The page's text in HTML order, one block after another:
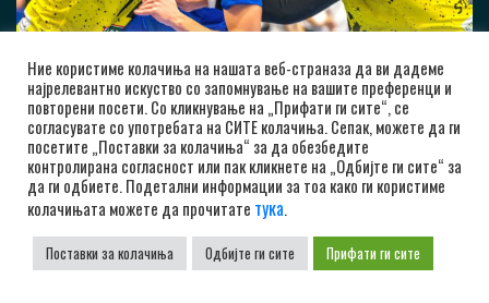
Ние користиме колачиња на нашата веб-страназа да ви дадеме
најрелевантно искуство со запомнување на вашите преференци и
повторени посети. Со кликнување на „Прифати ги сите“, се
согласувате со употребата на СИТЕ колачиња. Сепак, можете да ги
посетите „Поставки за колачиња“ за да обезбедите
контролирана согласност или пак кликнете на „Одбијте ги сите“ за
да ги одбиете. Подетални информации за тоа како ги користиме
колачињата можете да прочитате тука.
Поставки за колачиња Одбијте ги сите Прифати ги сите